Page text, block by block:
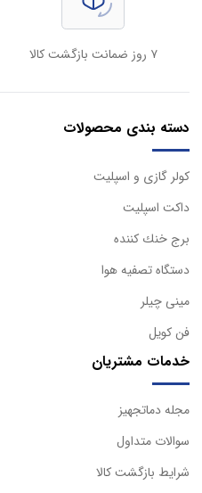
۷ روز ضمانت بازگشت کالا
دسته بندی محصولات
كولر گازی و اسپليت
داكت اسپليت
برج خنك كننده
دستگاه تصفيه هوا
مینی چیلر
فن کویل
خدمات مشتریان
مجله دماتجهیز
سوالات متداول
شرایط بازگشت کالا